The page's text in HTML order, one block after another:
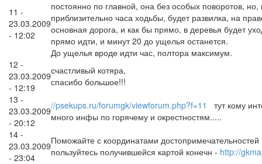
11 -
23.03.2009
- 12:02
постоянно по главной, она без особых поворотов, но,
приблизительно часа ходьбы, будет развилка, на
основная дорога, и как бы прямо, в деревья будет
прямо идти, и минут 20 до ущелья останется.
До ущелья вроде идти час, полтора максимум.
12 -
23.03.2009
- 12:19
счастливый котяра,
спасибо большое!!!
13 -
23.03.2009
- 20:12
//psekups.ru/forumgk/viewforum.php?f=11
тут кому
много инфы по горячему и окрестностям.....
14 -
23.03.2009
- 23:04
Поможайте с координатами достопримечательностей
пользуйтесь получившейся картой конечн - http://